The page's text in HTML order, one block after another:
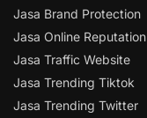
Jasa Brand Protection
Jasa Online Reputation
Jasa Traffic Website
Jasa Trending Tiktok
Jasa Trending Twitter